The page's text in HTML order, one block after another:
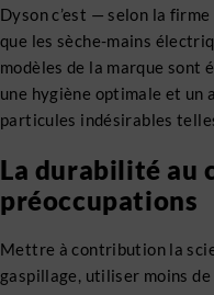
Dyson c’est — selon la
que les sèche-mains
modèles de la marque sont
une hygiène optimale et un
particules indésirables
La durabilité au
préoccupations
Mettre à contribution la
gaspillage, utiliser moins